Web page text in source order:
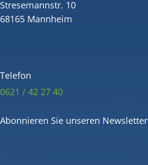
Stresemannstr. 10
68165 Mannheim
Telefon
0621 / 42 27 40
Abonnieren Sie unseren Newsletter